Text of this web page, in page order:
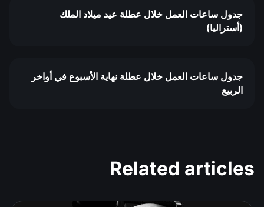
جدول ساعات العمل خلال عطلة عيد ميلاد الملك
(أستراليا)
جدول ساعات العمل خلال عطلة نهاية الأسبوع في أواخر
الربيع
Related articles